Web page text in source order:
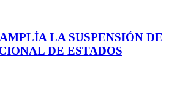
LA SUSPENSIÓN DE
DE ESTADOS